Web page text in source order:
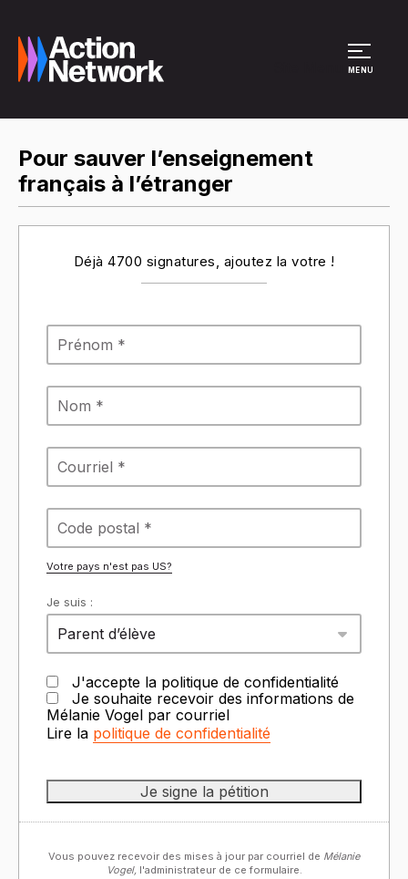
MENU
Pour sauver l’enseignement
français à l’étranger
Déjà 4700 signatures, ajoutez la votre !
Votre pays n'est pas US?
Je suis :
Parent d’élève
J'accepte la politique de confidentialité
Je souhaite recevoir des informations de
Mélanie Vogel par courriel
Lire la politique de confidentialité
Vous pouvez recevoir des mises à jour par courriel de Mélanie
Vogel, l'administrateur de ce formulaire.